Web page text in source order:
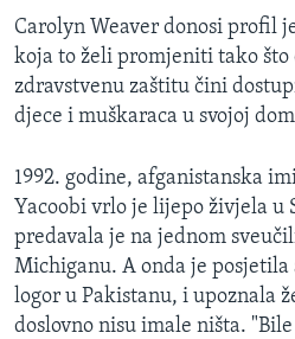
O GLASU AMERIKE
Learning English
Jezici
Carolyn Weaver donosi profil
koja to želi promjeniti tako što
zdravstvenu zaštitu čini
djece i muškaraca u svojoj
1992. godine, afganistanska
Yacoobi vrlo je lijepo živjela u
predavala je na jednom
Michiganu. A onda je
logor u Pakistanu, i upoznala
doslovno nisu imale ništa.